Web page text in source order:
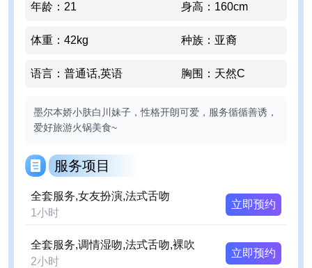
年龄 ： 21 身高 ： 160cm
体重 ： 42kg 种族 ： 亚裔
语言 ： 普通话,英语 胸围 ： 天然C
墨尔本娇小肤白川妹子，性格开朗可爱，服务循循善诱，
爱好旅游火锅美食~
服务项目
全套服务,女友扮演,法式舌吻
1 小时
立即预约
全套服务,调情湿吻,法式舌吻,裸吹
2小时
立即预约